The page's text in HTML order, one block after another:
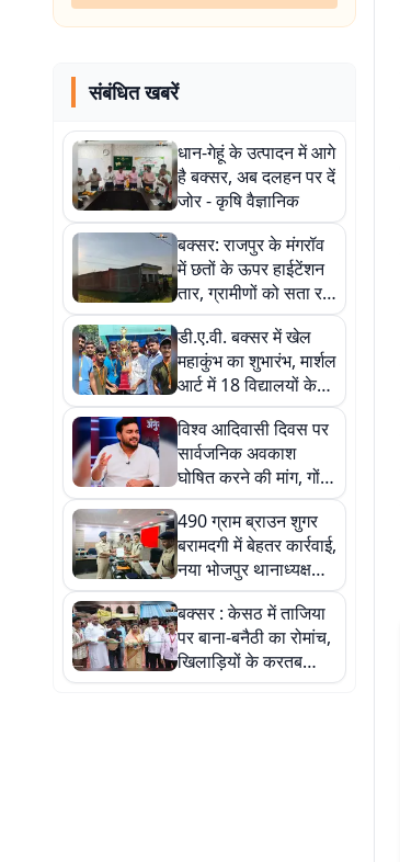
संबंधित खबरें
धान-गेहूं के उत्पादन में आगे
है बक्सर, अब दलहन पर दें
जोर - कृषि वैज्ञानिक
बक्सर: राजपुर के मंगरॉव
में छतों के ऊपर हाईटेंशन
तार, ग्रामीणों को सता रहा
हादसे का डर
डी.ए.वी. बक्सर में खेल
महाकुंभ का शुभारंभ, मार्शल
आर्ट में 18 विद्यालयों के
250 खिलाड़ी उतरे
विश्व आदिवासी दिवस पर
सार्वजनिक अवकाश
घोषित करने की मांग, गोंड
महासभा ने सरकार को
सौंपा पत्र
490 ग्राम ब्राउन शुगर
बरामदगी में बेहतर कार्रवाई,
नया भोजपुर थानाध्यक्ष
चंदन कुमार सम्मानित
बक्सर : केसठ में ताजिया
पर बाना-बनैठी का रोमांच,
खिलाड़ियों के करतब
देखने उमड़ी हजारों की